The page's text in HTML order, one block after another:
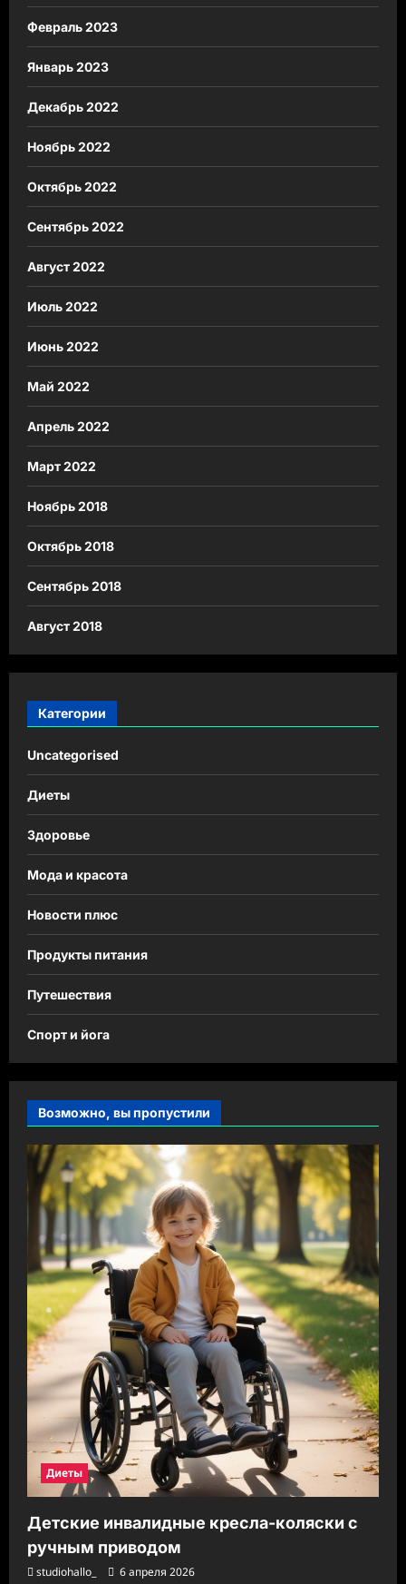
Февраль 2023
Январь 2023
Декабрь 2022
Ноябрь 2022
Октябрь 2022
Сентябрь 2022
Август 2022
Июль 2022
Июнь 2022
Май 2022
Апрель 2022
Март 2022
Ноябрь 2018
Октябрь 2018
Сентябрь 2018
Август 2018
Категории
Uncategorised
Диеты
Здоровье
Мода и красота
Новости плюс
Продукты питания
Путешествия
Спорт и йога
Возможно, вы пропустили
Диеты
Детские инвалидные кресла-коляски с
ручным приводом
studiohallo_ 6 апреля 2026